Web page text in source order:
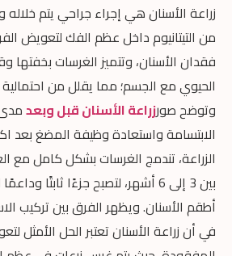
زراعة الأسنان هي إجراء جراحي يتم
من التيتانيوم داخل عظم الفك لتعويض
فقدان الأسنان، وتتميز الغرسات بخفتها
الحيوي مع الجسم؛ مما يقلل من
وتوضح صورزراعة الأسنان قبل وبعد
الابتسامة واستعادة وظيفة المضغ بعد
الزراعة، تندمج الغرسات بشكل كامل مع
بين 3 إلى 6 أشهر، لتصبح جزءًا ثابتًا
أطقم الأسنان. ويظهر الفرق بين تركيب
في أن زراعة الأسنان تعتبر الحل الأمثل